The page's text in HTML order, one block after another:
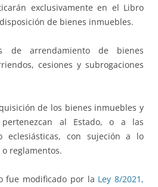
exclusivamente en el Libro
de bienes inmuebles.
de arrendamiento de bienes
cesiones y subrogaciones
de los bienes inmuebles y
al Estado, o a las
eclesiásticas, con sujeción a lo
reglamentos.
fue modificado por la Ley 8/2021,